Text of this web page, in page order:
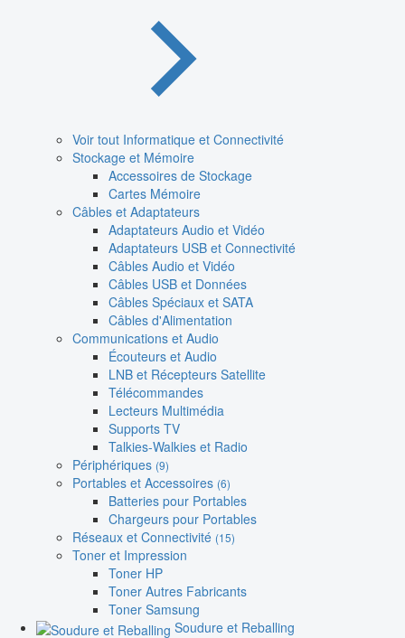
Voir tout Informatique et Connectivité
Stockage et Mémoire
Accessoires de Stockage
Cartes Mémoire
Câbles et Adaptateurs
Adaptateurs Audio et Vidéo
Adaptateurs USB et Connectivité
Câbles Audio et Vidéo
Câbles USB et Données
Câbles Spéciaux et SATA
Câbles d'Alimentation
Communications et Audio
Écouteurs et Audio
LNB et Récepteurs Satellite
Télécommandes
Lecteurs Multimédia
Supports TV
Talkies-Walkies et Radio
Périphériques (9)
Portables et Accessoires (6)
Batteries pour Portables
Chargeurs pour Portables
Réseaux et Connectivité (15)
Toner et Impression
Toner HP
Toner Autres Fabricants
Toner Samsung
Soudure et Reballing